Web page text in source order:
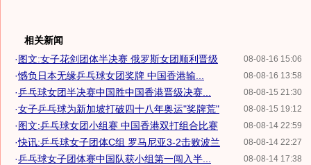
相关新闻
08-08-16 15:06
·图文:女子花剑团体半决赛 俄罗斯女团顺利晋级
08-08-16 13:58
·憾负日本无缘乒乓球女团奖牌 中国香港输...
08-08-15 21:30
·乒乓球女团半决赛中国胜中国香港晋级决赛...
08-08-15 19:12
·女子乒乓球为新加坡打破四十八年奥运"奖牌荒"
08-08-14 22:59
·图文:乒乓球女团小组赛 中国香港双打组合比赛
08-08-14 22:27
·快讯:乒乓球女子团体C组 罗马尼亚3-2击败波兰
08-08-14 17:38
·乒乓球女子团体赛中国队获小组第一闯入半...